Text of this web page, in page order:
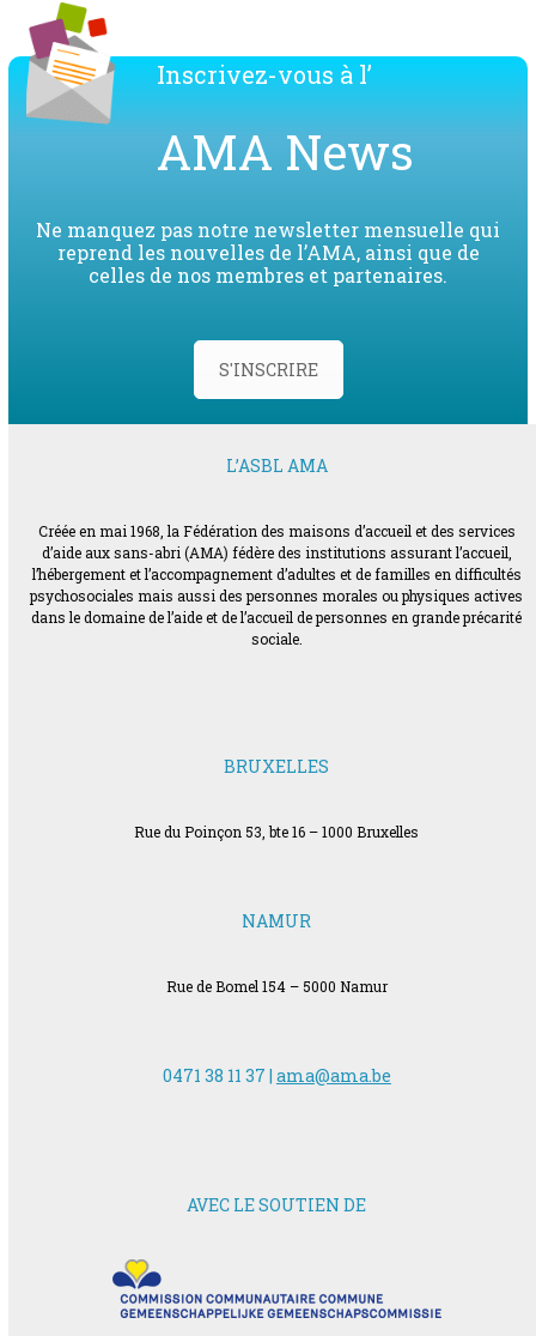
Inscrivez-vous à l’
AMA News
Ne manquez pas notre newsletter mensuelle qui
reprend les nouvelles de l’AMA, ainsi que de
celles de nos membres et partenaires.
S'INSCRIRE
L’ASBL AMA
Créée en mai 1968, la Fédération des maisons d’accueil et des services
d’aide aux sans-abri (AMA) fédère des institutions assurant l’accueil,
l’hébergement et l’accompagnement d’adultes et de familles en difficultés
psychosociales mais aussi des personnes morales ou physiques actives
dans le domaine de l’aide et de l’accueil de personnes en grande précarité
sociale.
BRUXELLES
Rue du Poinçon 53, bte 16 – 1000 Bruxelles
NAMUR
Rue de Bomel 154 – 5000 Namur
0471 38 11 37 | ama@ama.be
AVEC LE SOUTIEN DE